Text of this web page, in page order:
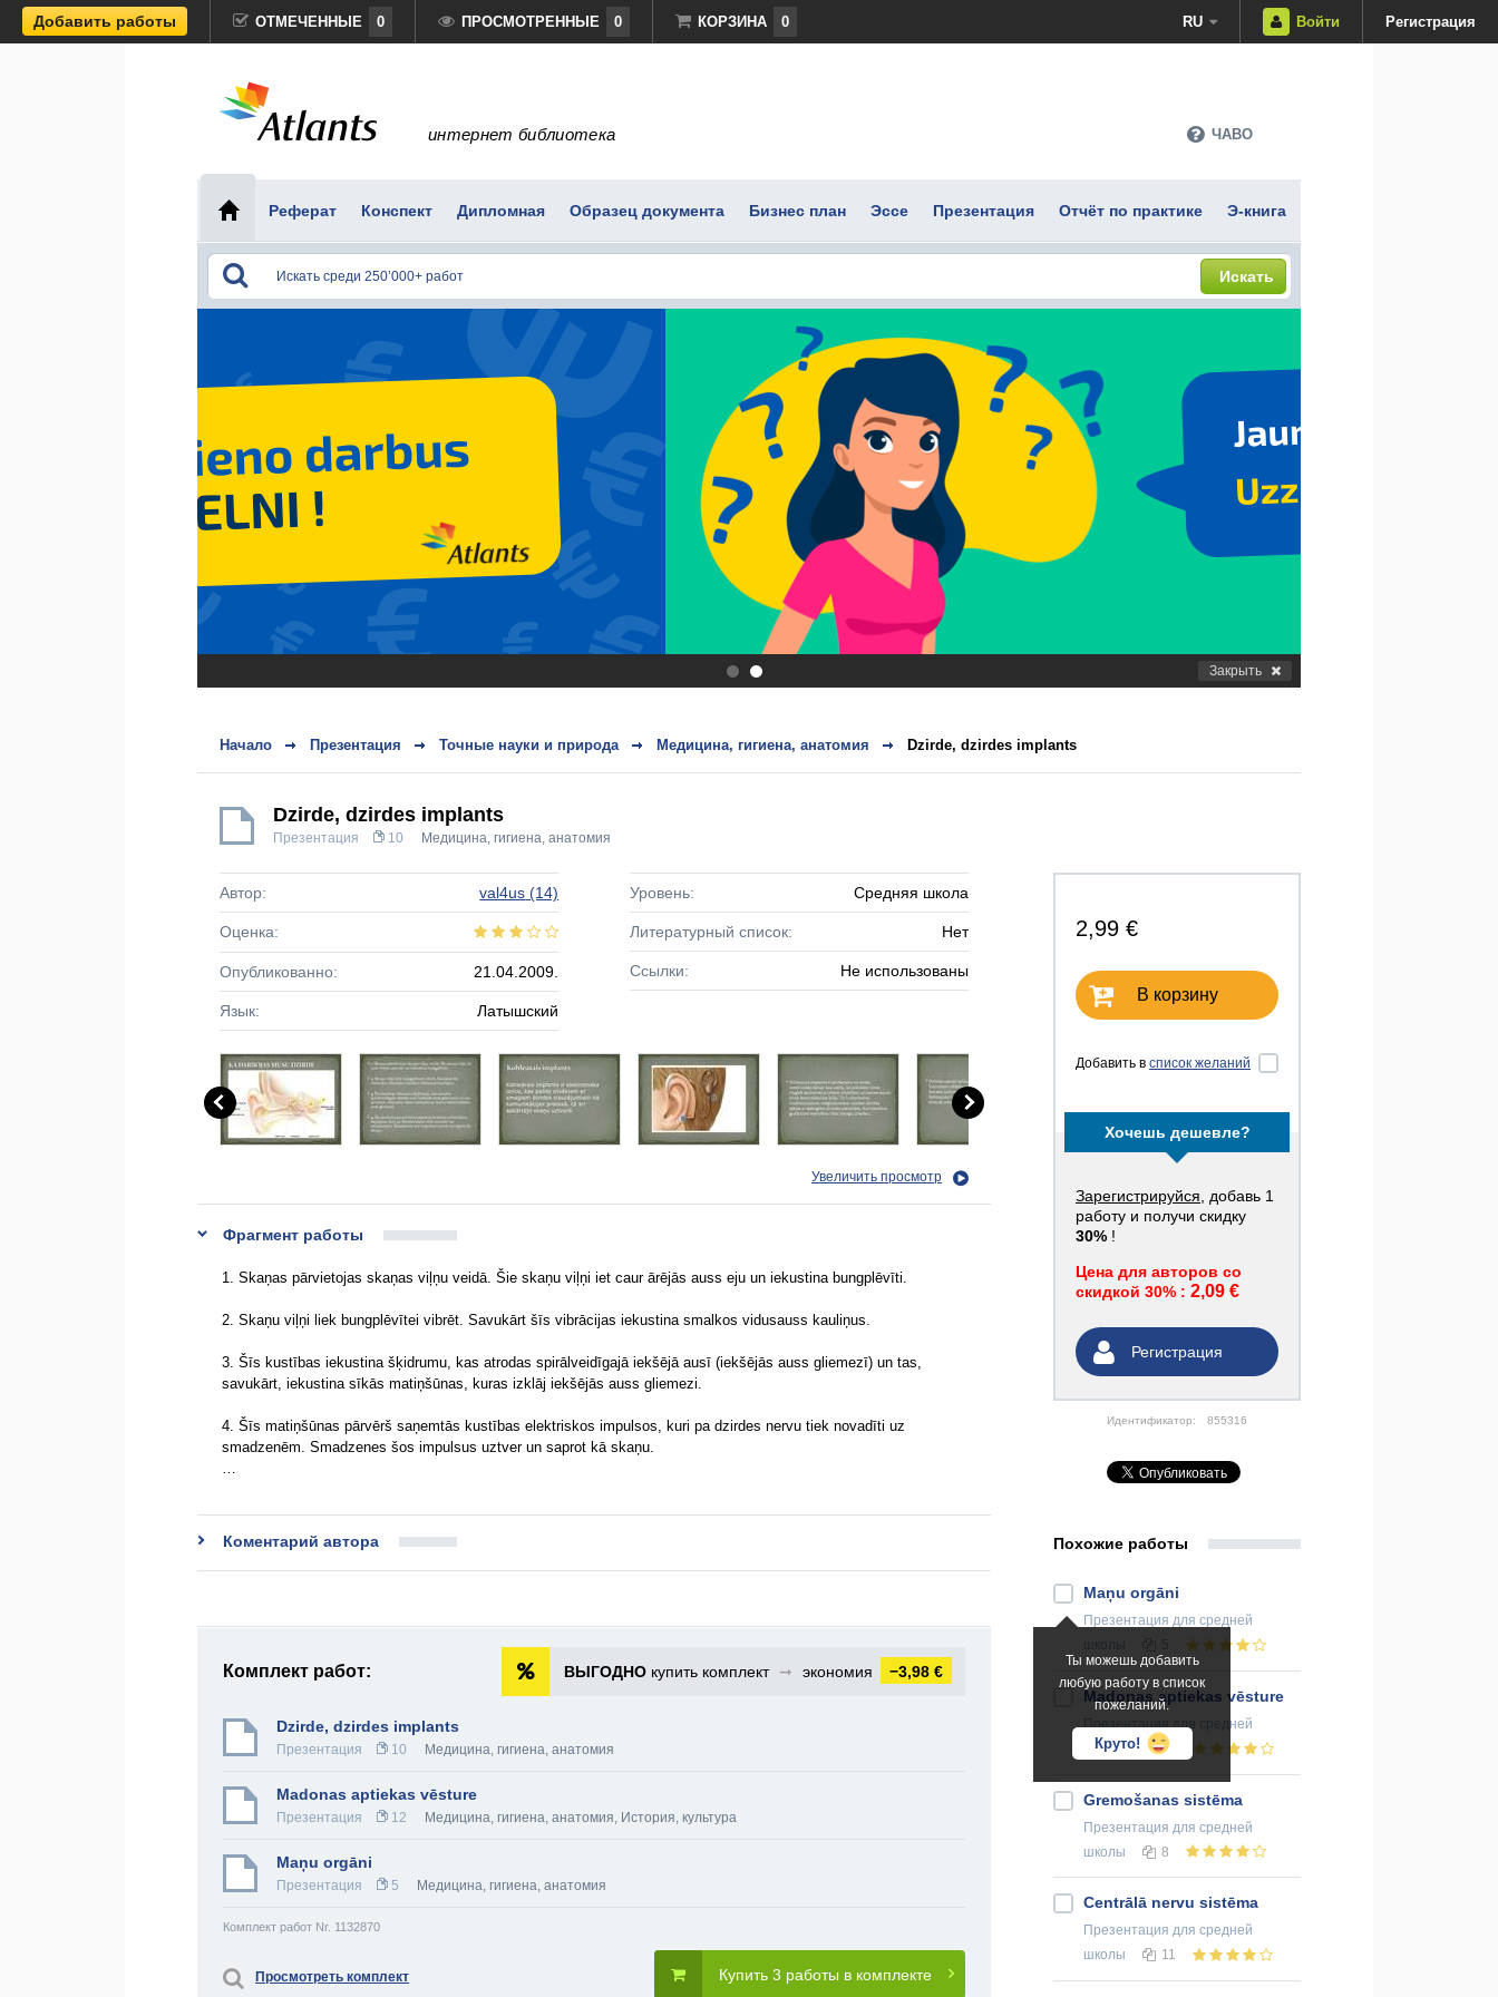
Добавить работы ОТМЕЧЕННЫЕ 0 ПРОСМОТРЕННЫЕ 0 КОРЗИНА 0 RU Войти Регистрация
интернет библиотека ЧАВО
Реферат Конспект Дипломная Образец документа Бизнес план Эссе Презентация Отчёт по практике Э-книга
Искать
. Закрыть
Начало Презентация Точные науки и природа Медицина, гигиена, анатомия Dzirde, dzirdes implants
Dzirde, dzirdes implants
Презентация 10 Медицина, гигиена, анатомия
2,99 €
В корзину
Добавить в список желаний
Хочешь дешевле?
Зарегистрируйся , добавь 1
работу и получи скидку
30% !
Цена для авторов со
скидкой 30% : 2,09 €
Регистрация
Идентификатор: 855316
Автор: val4us (14)
Оценка:
Опубликованно: 21.04.2009.
Язык: Латышский
Уровень: Средняя школа
Литературный список: Нет
Ссылки: Не использованы
Увеличить просмотр
Фрагмент работы
1. Skaņas pārvietojas skaņas viļņu veidā. Šie skaņu viļņi iet caur ārējās auss eju un iekustina bungplēvīti.
2. Skaņu viļņi liek bungplēvītei vibrēt. Savukārt šīs vibrācijas iekustina smalkos vidusauss kauliņus.
3. Šīs kustības iekustina šķidrumu, kas atrodas spirālveidīgajā iekšējā ausī (iekšējās auss gliemezī) un tas,
savukārt, iekustina sīkās matiņšūnas, kuras izklāj iekšējās auss gliemezi.
4. Šīs matiņšūnas pārvērš saņemtās kustības elektriskos impulsos, kuri pa dzirdes nervu tiek novadīti uz
smadzenēm. Smadzenes šos impulsus uztver un saprot kā skaņu.
…
Коментарий автора
Комплект работ: ВЫГОДНО купить комплект ➞ экономия −3,98 €
Dzirde, dzirdes implants
Презентация 10 Медицина, гигиена, анатомия
Madonas aptiekas vēsture
Презентация 12 Медицина, гигиена, анатомия, История, культура
Maņu orgāni
Презентация 5 Медицина, гигиена, анатомия
Комплект работ Nr. 1132870
Купить 3 работы в комплекте
Просмотреть комплект
Похожие работы
Ты можешь добавить
любую работу в список
пожеланий.
Круто!
Maņu orgāni
Презентация для средней
Madonas aptiekas vēsture
Презентациядля средней
школы
12
Gremošanas sistēma
Презентация для средней
школы
8
Centrālā nervu sistēma
Презентация для средней
школы
11